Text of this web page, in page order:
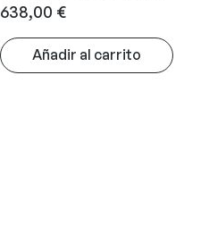
638,00 €
Añadir al carrito